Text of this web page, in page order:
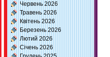
Червень 2026
Травень 2026
Квітень 2026
Березень 2026
Лютий 2026
Січень 2026